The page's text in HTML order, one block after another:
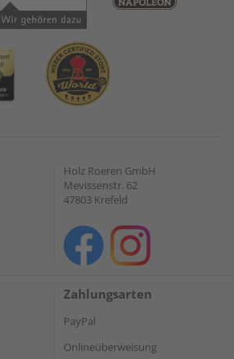
Holz Roeren GmbH
Mevissenstr. 62
47803 Krefeld
Zahlungsarten
PayPal
Onlineüberweisung